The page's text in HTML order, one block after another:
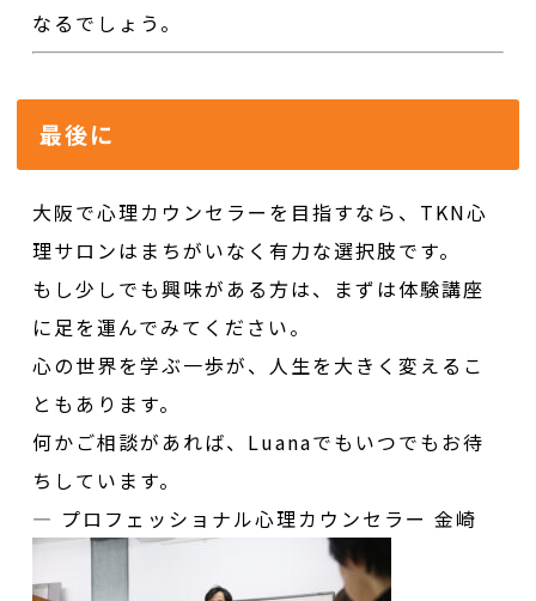
なるでしょう。
最後に
大阪で心理カウンセラーを目指すなら、TKN心
理サロンはまちがいなく有力な選択肢です。
もし少しでも興味がある方は、まずは体験講座
に足を運んでみてください。
心の世界を学ぶ一歩が、人生を大きく変えるこ
ともあります。
何かご相談があれば、Luanaでもいつでもお待
ちしています。
— プロフェッショナル心理カウンセラー 金崎